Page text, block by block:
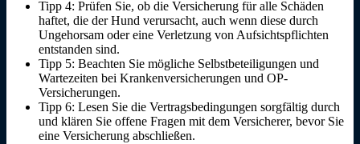
Tipp 4: Prüfen Sie, ob die Versicherung für alle Schäden
haftet, die der Hund verursacht, auch wenn diese durch
Ungehorsam oder eine Verletzung von Aufsichtspflichten
entstanden sind.
Tipp 5: Beachten Sie mögliche Selbstbeteiligungen und
Wartezeiten bei Krankenversicherungen und OP-
Versicherungen.
Tipp 6: Lesen Sie die Vertragsbedingungen sorgfältig durch
und klären Sie offene Fragen mit dem Versicherer, bevor Sie
eine Versicherung abschließen.